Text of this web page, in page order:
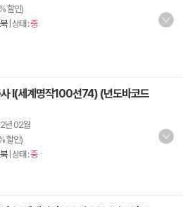
할인)
| 상태 :중
I(세계명작100선74) (년도바코드
년 02월
할인)
| 상태 :중